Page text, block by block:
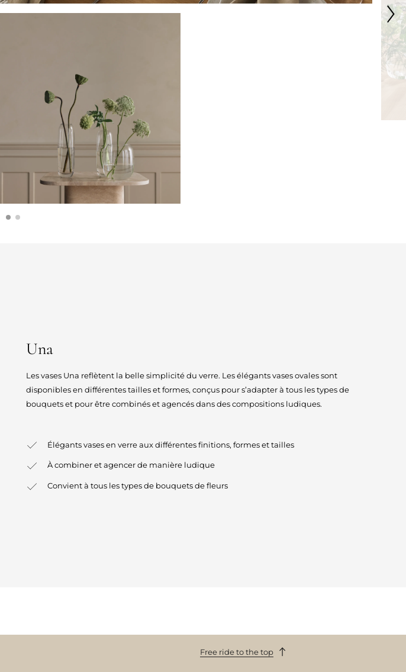
Una
Les vases Una reflètent la belle simplicité du verre. Les élégants vases ovales sont
disponibles en différentes tailles et formes, conçus pour s’adapter à tous les types de
bouquets et pour être combinés et agencés dans des compositions ludiques.
Élégants vases en verre aux différentes finitions, formes et tailles
À combiner et agencer de manière ludique
Convient à tous les types de bouquets de fleurs
Free ride to the top